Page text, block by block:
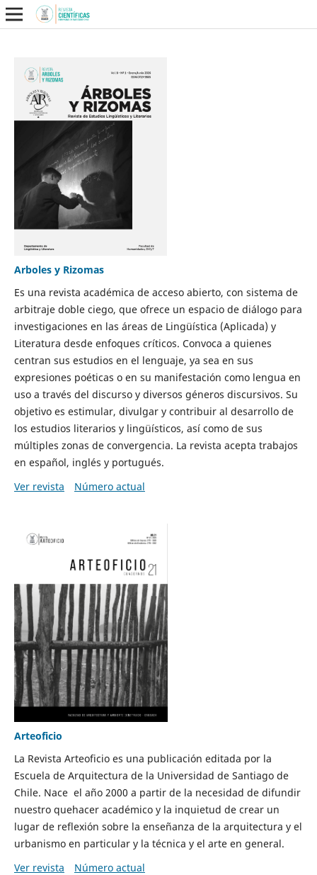
Arboles y Rizomas
Es una revista académica de acceso abierto, con sistema de
arbitraje doble ciego, que ofrece un espacio de diálogo para
investigaciones en las áreas de Lingüística (Aplicada) y
Literatura desde enfoques críticos. Convoca a quienes
centran sus estudios en el lenguaje, ya sea en sus
expresiones poéticas o en su manifestación como lengua en
uso a través del discurso y diversos géneros discursivos. Su
objetivo es estimular, divulgar y contribuir al desarrollo de
los estudios literarios y lingüísticos, así como de sus
múltiples zonas de convergencia. La revista acepta trabajos
en español, inglés y portugués.
Ver revista
Número actual
Arteoficio
La Revista Arteoficio es una publicación editada por la
Escuela de Arquitectura de la Universidad de Santiago de
Chile. Nace el año 2000 a partir de la necesidad de difundir
nuestro quehacer académico y la inquietud de crear un
lugar de reflexión sobre la enseñanza de la arquitectura y el
urbanismo en particular y la técnica y el arte en general.
Ver revista
Número actual